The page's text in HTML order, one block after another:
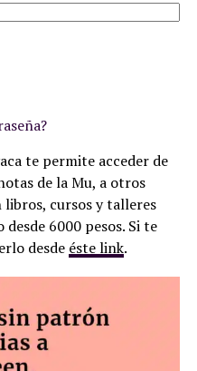
te permite acceder de
de la Mu, a otros
libros, cursos y talleres
desde 6000 pesos. Si te
desde éste link.